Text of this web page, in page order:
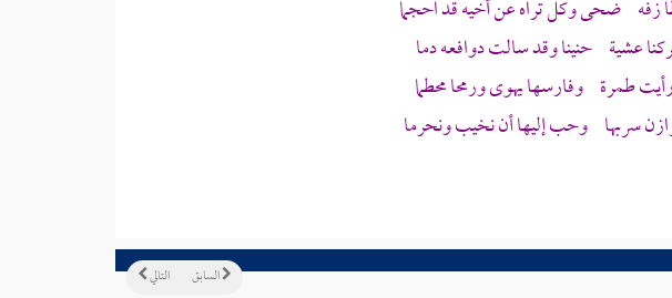
زفه ضحى وكل تراه عن أخيه قد احجما
عشية حنينا وقد سالت دوافعه دما
طمرة وفارسها يهوى ورمحا محطما
سربها وحب إليها أن نخيب ونحرما
التالي السابق